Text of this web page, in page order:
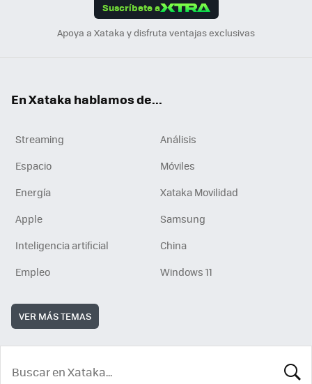
Suscríbete a
Apoya a Xataka y disfruta ventajas exclusivas
En Xataka hablamos de...
Streaming
Análisis
Espacio
Móviles
Energía
Xataka Movilidad
Apple
Samsung
Inteligencia artificial
China
Empleo
Windows 11
VER MÁS TEMAS